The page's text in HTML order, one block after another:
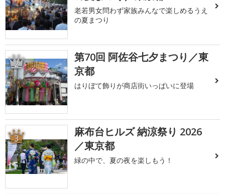
老若男女問わず家族みんなで楽しめるうえ
の夏まつり
2
第70回 阿佐谷七夕まつり／東
京都
はりぼて飾りが商店街いっぱいに登場
3
麻布台ヒルズ 納涼祭り 2026
／東京都
緑の中で、夏の夜を楽しもう！